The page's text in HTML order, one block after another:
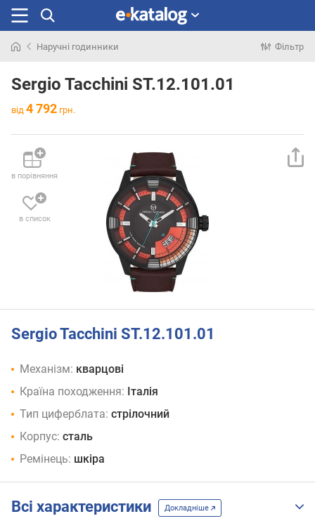
раніше
Наручні годинники Фільтр
Sergio Tacchini ST.12.101.01
від 4 792 грн.
в порівняння
в список
Sergio Tacchini ST.12.101.01
Механізм: кварцові
Країна походження: Італія
Тип циферблата: стрілочний
Корпус: сталь
Ремінець: шкіра
Всі характеристики Докладніше